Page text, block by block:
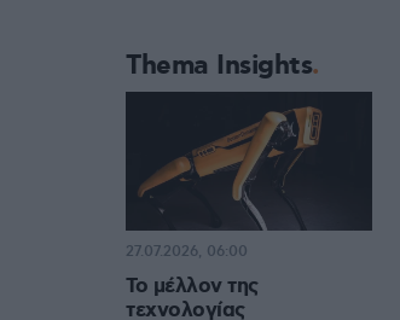
Thema Insights
Το μέλλον της
τεχνολογίας
27.07.2026, 06:00